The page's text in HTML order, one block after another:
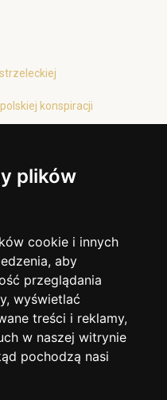
plików
cookie i innych
aby
przeglądania
wyświetlać
treści i reklamy,
w naszej witrynie
pochodzą nasi
konspiracji
KRAKOWA I